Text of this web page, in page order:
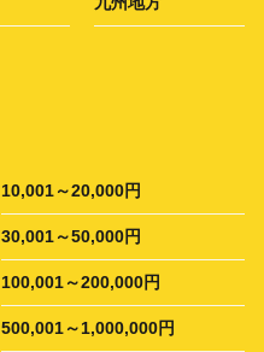
10,001～20,000円
30,001～50,000円
100,001～200,000円
500,001～1,000,000円